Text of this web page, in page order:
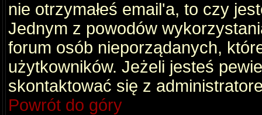
nie otrzymałeś email'a, to czy
Jednym z powodów
forum osób nieporządanych,
użytkowników. Jeżeli jesteś
skontaktować się z
Powrót do góry